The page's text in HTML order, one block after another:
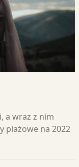
a wraz z nim
plażowe na 2022